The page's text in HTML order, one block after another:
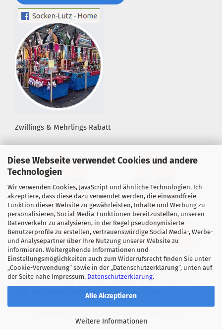
Diese Webseite verwendet Cookies und andere
Technologien
Wir verwenden Cookies, JavaScript und ähnliche Technologien. Ich
akzeptiere, dass diese dazu verwendet werden, die einwandfreie
Funktion dieser Website zu gewährleisten, Inhalte und Werbung zu
personalisieren, Social Media-Funktionen bereitzustellen, unseren
Datenverkehr zu analysieren, in der Regel pseudonymisierte
Benutzerprofile zu erstellen, vertrauenswürdige Social Media-, Werbe-
und Analysepartner über Ihre Nutzung unserer Website zu
informieren. Weitergehende Informationen und
Einstellungsmöglichkeiten auch zum Widerrufsrecht finden Sie unter
„Cookie-Verwendung“ sowie in der „Datenschutzerklärung“, unten auf
der Seite nahe Impressum. Datenschutzerklärung.
Alle Akzeptieren
Weitere Informationen
Zwillings & Mehrlings Rabatt
Für alle Zwillings- &, Mehrlingseltern sowie kinderreiche
Familien mit mind. 3 eigenen Kindern bis 18 Jahre! gewähren
wir einen "Zwillingsrabatt" in Höhe von mind. 5%* auf Ihre
Bestellungen (*auf Nachweis). Weitere Infos erhalten Sie
über das Kontaktformular oder Servicetelefon.